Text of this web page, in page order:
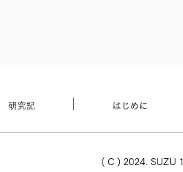
研究記 はじめに
( C ) 2024. SUZU